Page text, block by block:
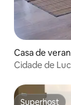
Casa de
Cidade de
Superhost